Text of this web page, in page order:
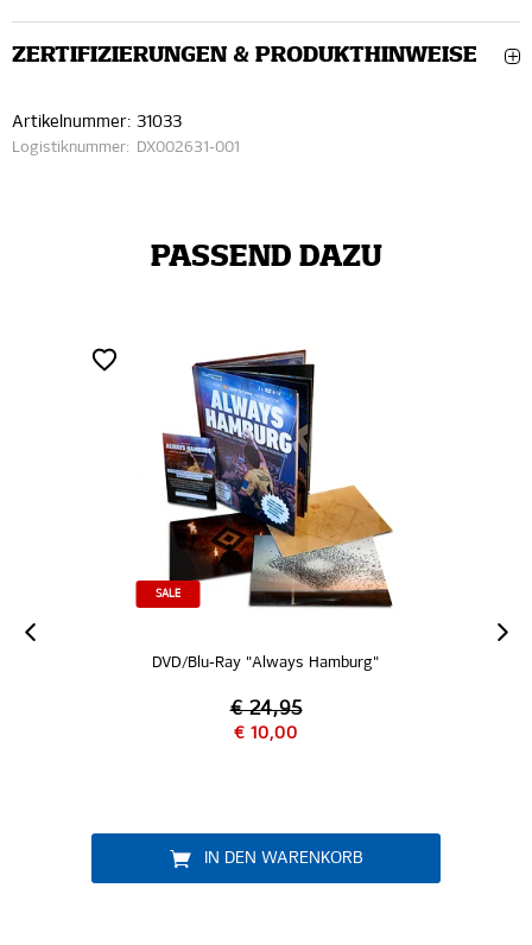
ZERTIFIZIERUNGEN & PRODUKTHINWEISE
Artikelnummer: 31033
Logistiknummer: DX002631-001
PASSEND DAZU
Ray "Always Hamburg"